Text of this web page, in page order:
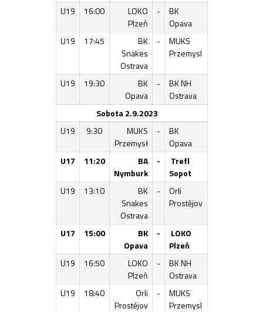
U19
16:00
LOKO
Plzeň
-
BK
Opava
U19
17:45
BK
Snakes
Ostrava
-
MUKS
Przemysl
U19 19:30
BK
Opava
-
BK NH
Ostrava
Sobota 2.9.2023
U19
9:30
MUKS
Przemysł
-
BK
Opava
U17
11:20
BA
Nymburk
-
Trefl
Sopot
U19
13:10
BK
Snakes
Ostrava
-
Orli
Prostějov
U17 15:00
BK
Opava
-
LOKO
Plzeň
U19
16:50
LOKO
Plzeň
-
BK NH
Ostrava
U19
18:40
Orli
Prostějov
-
MUKS
Przemysl